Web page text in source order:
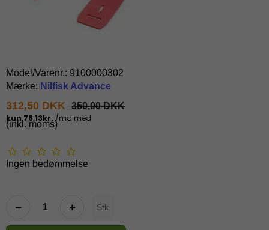
Model/Varenr.: 9100000302
Mærke: Nilfisk Advance
312,50 DKK
350,00 DKK
(inkl. moms)
Ingen bedømmelse
Stk.